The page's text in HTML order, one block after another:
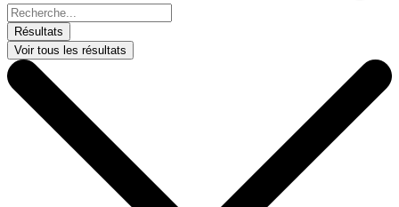
Recherche
...Résultats
Voir tous les résultats